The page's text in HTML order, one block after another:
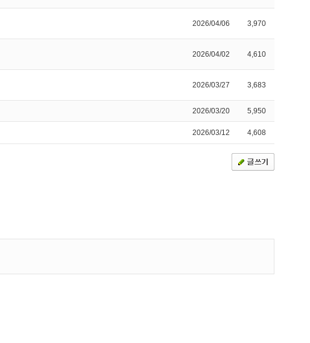
2026/04/06 3,970
2026/04/02 4,610
2026/03/27 3,683
2026/03/20 5,950
2026/03/12 4,608